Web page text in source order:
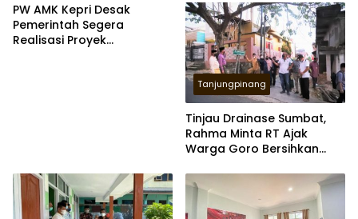
PW AMK Kepri Desak
Pemerintah Segera
Realisasi Proyek
Tanjungpinang
Tinjau Drainase Sumbat,
Rahma Minta RT Ajak
Warga Goro Bersihkan